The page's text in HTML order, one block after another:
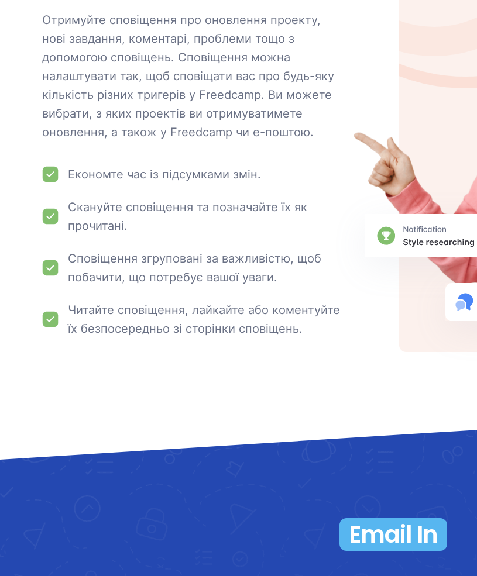
Отримуйте сповіщення про оновлення проекту,
нові завдання, коментарі, проблеми тощо з
допомогою сповіщень. Сповіщення можна
налаштувати так, щоб сповіщати вас про будь-яку
кількість різних тригерів у Freedcamp. Ви можете
вибрати, з яких проектів ви отримуватимете
оновлення, а також у Freedcamp чи е-поштою.
Економте час із підсумками змін.
Скануйте сповіщення та позначайте їх як
прочитані.
Сповіщення згруповані за важливістю, щоб
побачити, що потребує вашої уваги.
Читайте сповіщення, лайкайте або коментуйте
їх безпосередньо зі сторінки сповіщень.
Email In